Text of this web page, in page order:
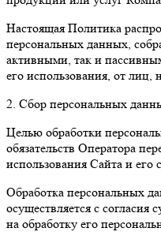
Настоящая Политика
персональных данных,
активными, так и
его использования, от лиц,
2. Сбор персональных
Целью обработки
обязательств Оператора
использования Сайта и его
Обработка персональных
осуществляется с согласия
на обработку его